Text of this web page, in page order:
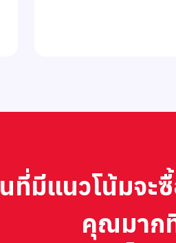
นที่มีแนวโน้มจ
คุณมาก